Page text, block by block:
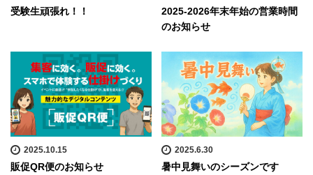
受験生頑張れ！！
2025-2026年末年始の営業時間
のお知らせ
2025.10.15
販促QR便のお知らせ
2025.6.30
暑中見舞いのシーズンです